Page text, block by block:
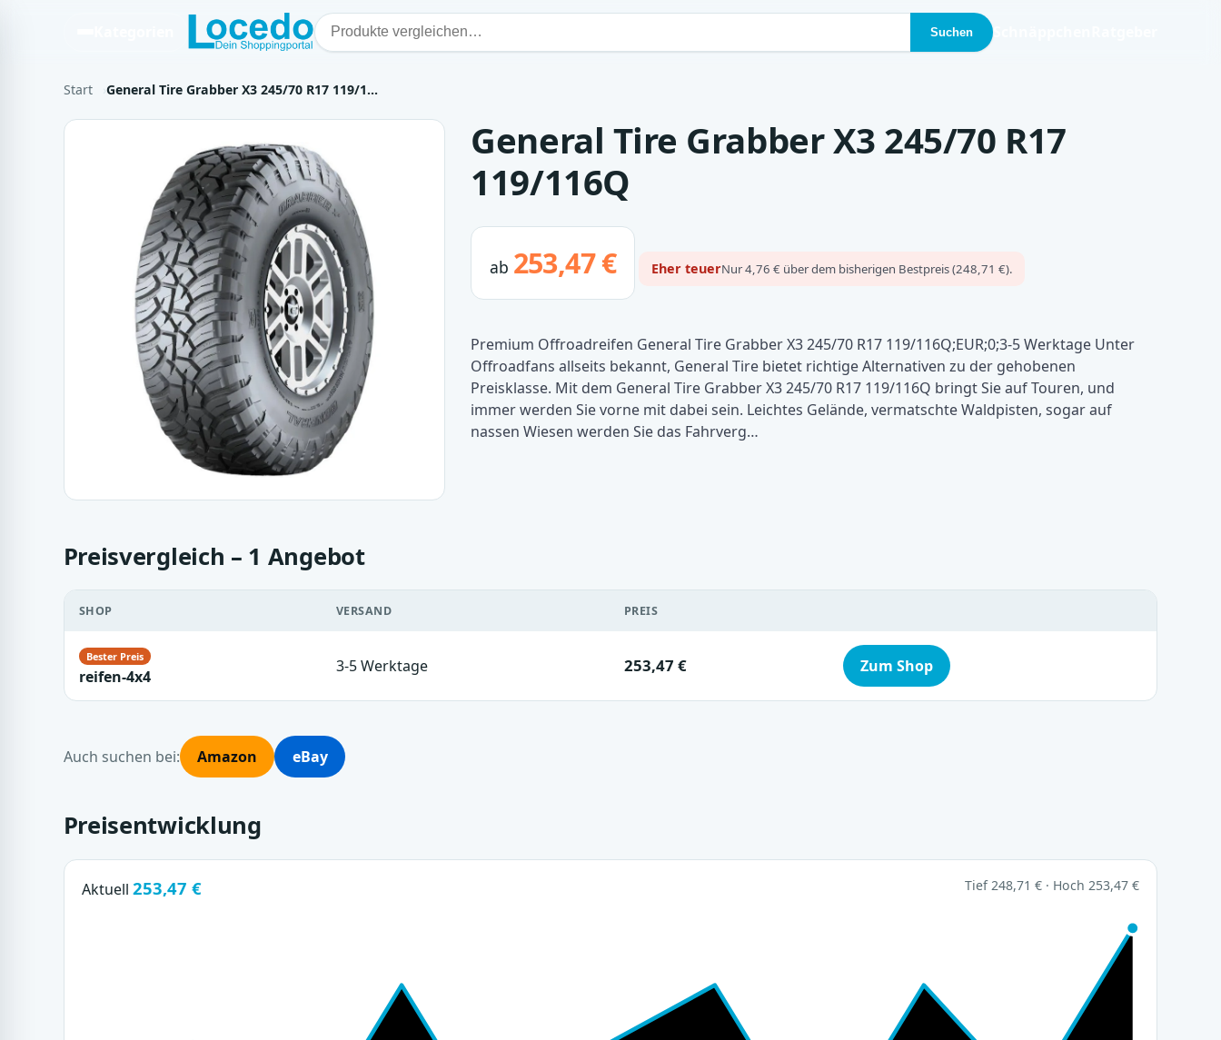
Suchen
Start General Tire Grabber X3 245/70 R17 119/1…
General Tire Grabber X3 245/70 R17
119/116Q
ab 253,47 € Eher teuerNur 4,76 € über dem bisherigen Bestpreis (248,71 €).
Premium Offroadreifen General Tire Grabber X3 245/70 R17 119/116Q;EUR;0;3-5 Werktage Unter
Offroadfans allseits bekannt, General Tire bietet richtige Alternativen zu der gehobenen
Preisklasse. Mit dem General Tire Grabber X3 245/70 R17 119/116Q bringt Sie auf Touren, und
immer werden Sie vorne mit dabei sein. Leichtes Gelände, vermatschte Waldpisten, sogar auf
nassen Wiesen werden Sie das Fahrverg…
Preisvergleich – 1 Angebot
SHOP VERSAND PREIS
reifen-4x4
3-5 Werktage 253,47 € Zum Shop
Auch suchen bei: Amazon eBay
Preisentwicklung
Aktuell 253,47 € Tief 248,71 € · Hoch 253,47 €